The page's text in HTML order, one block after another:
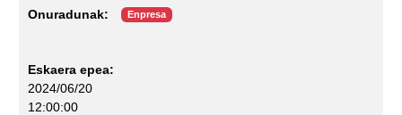
Enpresa
2024/06/20
12:00:00